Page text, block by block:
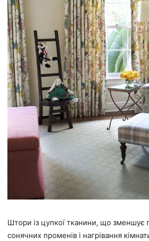
Штори із цупкої тканини, що зменшує
сонячних променів і нагрівання